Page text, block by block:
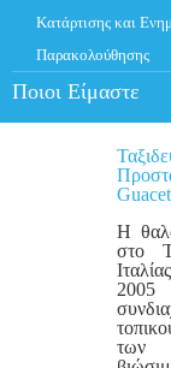
Κατάρτισης και
Παρακολούθησης
Ποιοι Είμαστε
Η
στο
2005
των